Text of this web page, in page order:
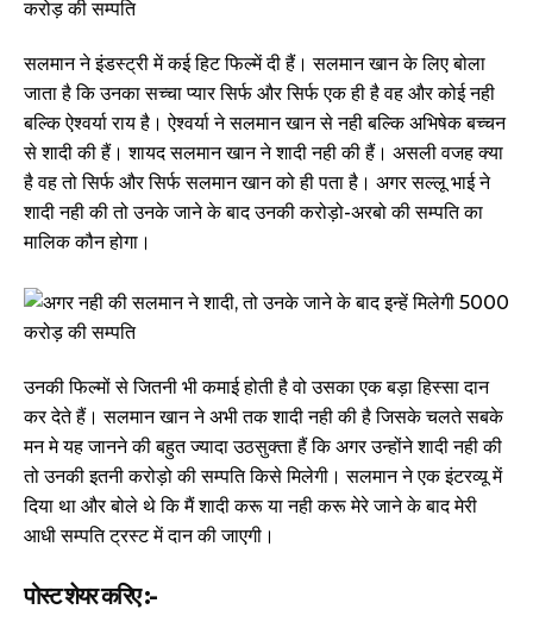
सलमान ने इंडस्ट्री में कई हिट फिल्में दी हैं। सलमान खान के लिए बोला
जाता है कि उनका सच्चा प्यार सिर्फ और सिर्फ एक ही है वह और कोई नही
बल्कि ऐश्वर्या राय है। ऐश्वर्या ने सलमान खान से नही बल्कि अभिषेक बच्चन
से शादी की हैं। शायद सलमान खान ने शादी नही की हैं। असली वजह क्या
है वह तो सिर्फ और सिर्फ सलमान खान को ही पता है। अगर सल्लू भाई ने
शादी नही की तो उनके जाने के बाद उनकी करोड़ो-अरबो की सम्पति का
मालिक कौन होगा।
उनकी फिल्मों से जितनी भी कमाई होती है वो उसका एक बड़ा हिस्सा दान
कर देते हैं। सलमान खान ने अभी तक शादी नही की है जिसके चलते सबके
मन मे यह जानने की बहुत ज्यादा उठसुक्ता हैं कि अगर उन्होंने शादी नही की
तो उनकी इतनी करोड़ो की सम्पति किसे मिलेगी। सलमान ने एक इंटरव्यू में
दिया था और बोले थे कि मैं शादी करू या नही करू मेरे जाने के बाद मेरी
आधी सम्पति ट्रस्ट में दान की जाएगी।
पोस्ट शेयर करिए :-